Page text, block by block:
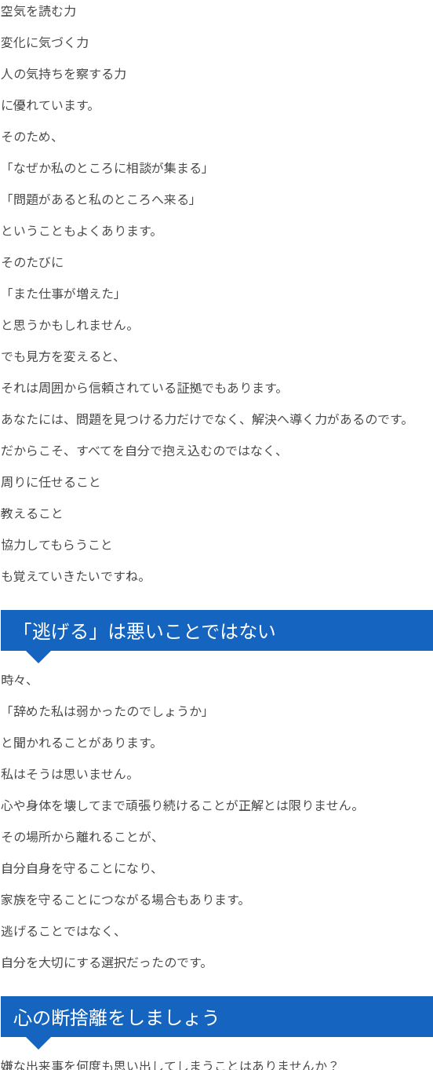
空気を読む力
変化に気づく力
人の気持ちを察する力
に優れています。
そのため、
「なぜか私のところに相談が集まる」
「問題があると私のところへ来る」
ということもよくあります。
そのたびに
「また仕事が増えた」
と思うかもしれません。
でも見方を変えると、
それは周囲から信頼されている証拠でもあります。
あなたには、問題を見つける力だけでなく、解決へ導く力があるのです。
だからこそ、すべてを自分で抱え込むのではなく、
周りに任せること
教えること
協力してもらうこと
も覚えていきたいですね。
「逃げる」は悪いことではない
時々、
「辞めた私は弱かったのでしょうか」
と聞かれることがあります。
私はそうは思いません。
心や身体を壊してまで頑張り続けることが正解とは限りません。
その場所から離れることが、
自分自身を守ることになり、
家族を守ることにつながる場合もあります。
逃げることではなく、
自分を大切にする選択だったのです。
心の断捨離をしましょう
嫌な出来事を何度も思い出してしまうことはありませんか？